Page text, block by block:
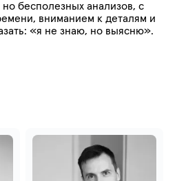
бесполезных анализов, с
вниманием к деталям и
«я не знаю, но выясню».